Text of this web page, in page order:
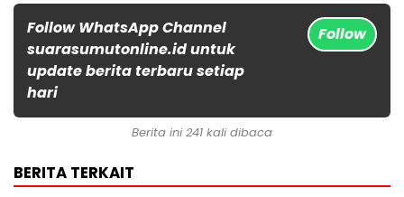
Follow WhatsApp Channel
suarasumutonline.id untuk
update berita terbaru setiap
hari
Follow
Berita ini 241 kali dibaca
BERITA TERKAIT